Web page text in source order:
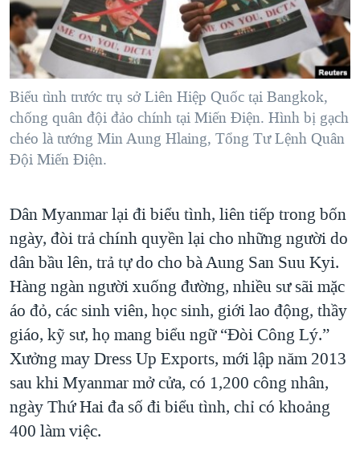
"Tìm"NGƯỜI VIỆT HẢI NGOẠI
ĐỜI SỐNG
KINH TẾ
KHOA HỌC
SỨC KHOẺ
VĂN HOÁ
GIÁO DỤC
TẠI
HÀNH TRÌNH BẦU CỬ 2024
MỘT NĂM CHIẾN TRANH TẠI DẢI GAZA
GIẢI MÃ VÀNH ĐAI & CON ĐƯỜNG
NGÀY TỊ NẠN THẾ GIỚI
TRỊNH VĨNH BÌNH - NGƯỜI HẠ 'BÊN THẮNG CUỘC'
CHI PHÍ CHIẾN TRANH AFGHANISTAN
CÁC GIÁ TRỊ CỘNG HÒA Ở VIỆT NAM
THƯỢNG ĐỈNH TRUMP-KIM TẠI VIỆT NAM
TRỊNH VĨNH BÌNH VS. CHÍNH PHỦ VIỆT NAM
NGƯ DÂN VIỆT VÀ LÀN SÓNG TRỘM HẢI SÂM
BÊN KIA QUỐC LỘ: TIẾNG VỌNG TỪ NÔNG THÔN MỸ
QUAN HỆ VIỆT MỸ
VIDEO
NGHE
MẠNG XÃ HỘI
Ngôn ngữ khác
Biểu tình trước trụ sở Liên Hiệp Quốc tại Bangkok,
chống quân đội đảo chính tại Miến Điện. Hình bị gạch
chéo là tướng Min Aung Hlaing, Tổng Tư Lệnh Quân
Đội Miến Điện.
Dân Myanmar lại đi biểu tình, liên tiếp trong bốn
ngày, đòi trả chính quyền lại cho những người do
dân bầu lên, trả tự do cho bà Aung San Suu Kyi.
Hàng ngàn người xuống đường, nhiều sư sãi mặc
áo đỏ, các sinh viên, học sinh, giới lao động, thầy
giáo, kỹ sư, họ mang biểu ngữ “Đòi Công Lý.”
Xưởng may Dress Up Exports, mới lập năm 2013
sau khi Myanmar mở cửa, có 1,200 công nhân,
ngày Thứ Hai đa số đi biểu tình, chỉ có khoảng
400 làm việc.